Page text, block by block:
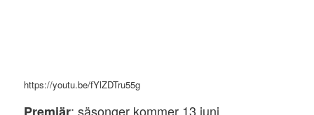
https://youtu.be/fYlZDTru55g
Premiär: säsonger kommer 13 juni